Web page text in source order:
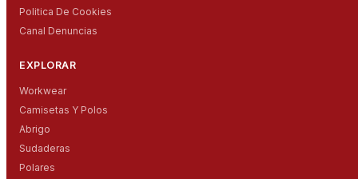
Politica De Cookies
Canal Denuncias
EXPLORAR
Workwear
Camisetas Y Polos
Abrigo
Sudaderas
Polares